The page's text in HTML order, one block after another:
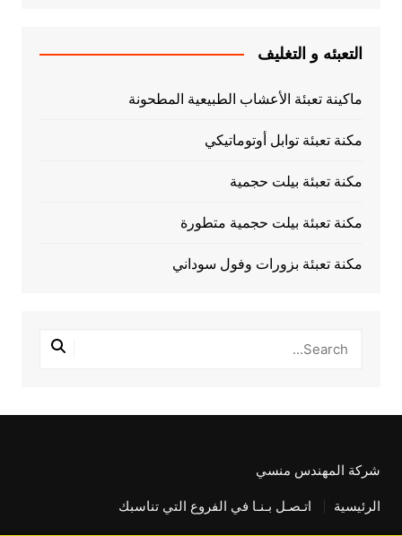
التعبئه و التغليف
ماكينة تعبئة الأعشاب الطبيعية المطحونة
مكنة تعبئة توابل أوتوماتيكي
مكنة تعبئة بيلت حجمية
مكنة تعبئة بيلت حجمية متطورة
مكنة تعبئة بزورات وفول سوداني
شركة المهندس منسي
الرئيسية اتـصـل بـنـا في الفروع التي تناسبك